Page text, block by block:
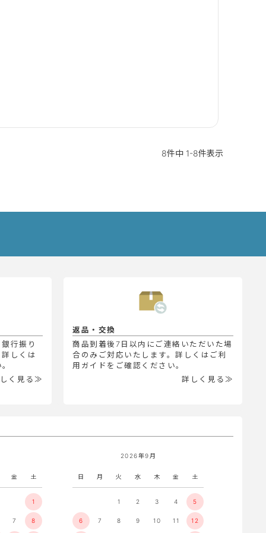
8件中 1-8件表示
行振り
しくは
く見る≫
返品・交換
商品到着後7日以内にご連絡いただいた場
合のみご対応いたします。詳しくはご利
用ガイドをご確認ください。
詳しく見る≫
金 土
1
7 8
2026年9月
日 月 火 水 木 金 土
1 2 3 4 5
6 7 8 9 10 11 12